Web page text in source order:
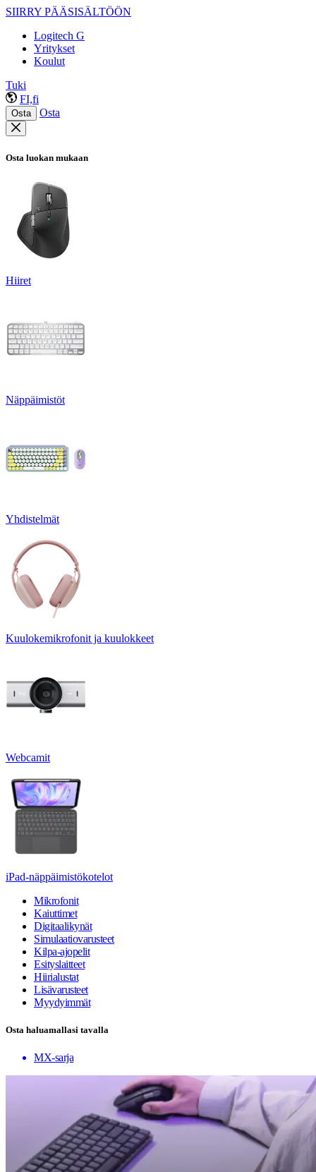
SIIRRY PÄÄSISÄLTÖÖN
Logitech G
Yritykset
Koulut
Tuki
FI,fi
Osta Osta
Osta luokan mukaan
Hiiret
Näppäimistöt
Yhdistelmät
Kuulokemikrofonit ja kuulokkeet
Webcamit
iPad-näppäimistökotelot
Mikrofonit
Kaiuttimet
Digitaalikynät
Simulaatiovarusteet
Kilpa-ajopelit
Esityslaitteet
Hiirialustat
Lisävarusteet
Myydyimmät
Osta haluamallasi tavalla
MX-sarja